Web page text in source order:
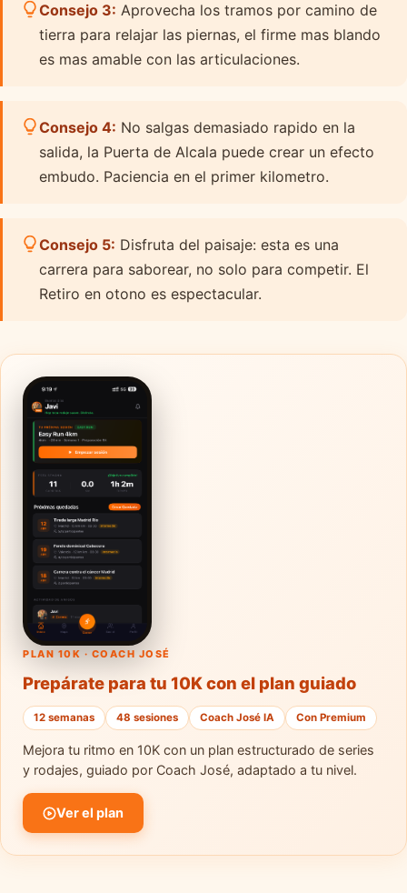
Consejo 3: Aprovecha los tramos por camino de
tierra para relajar las piernas, el firme mas blando
es mas amable con las articulaciones.
Consejo 4: No salgas demasiado rapido en la
salida, la Puerta de Alcala puede crear un efecto
embudo. Paciencia en el primer kilometro.
Consejo 5: Disfruta del paisaje: esta es una
carrera para saborear, no solo para competir. El
Retiro en otono es espectacular.
PLAN 10K · COACH JOSÉ
Prepárate para tu 10K con el plan guiado
12 semanas 48 sesiones Coach José IA Con Premium
Mejora tu ritmo en 10K con un plan estructurado de series
y rodajes, guiado por Coach José, adaptado a tu nivel.
Ver el plan